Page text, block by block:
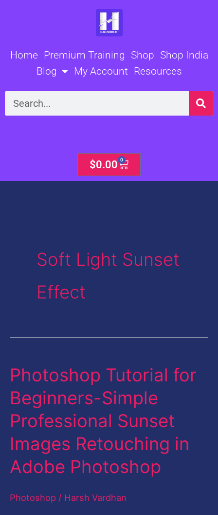
Home Premium Training Shop Shop India
Blog
My Account Resources
Search
$0.00 0
Cart
Soft Light Sunset
Effect
Photoshop Tutorial for
Beginners-Simple
Professional Sunset
Images Retouching in
Adobe Photoshop
Photoshop / Harsh Vardhan
Photoshop
for
Beginners-
Simple
Professional
Sunset
Retouching